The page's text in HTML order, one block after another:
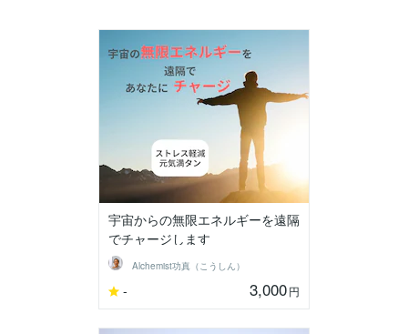
宇宙からの無限エネルギーを遠隔
でチャージします
Alchemist功真（こうしん）
- 3,000円